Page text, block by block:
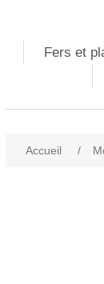
Fers et
Accueil /